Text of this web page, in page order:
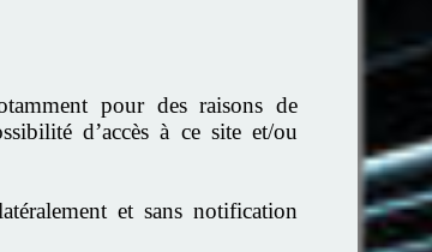
pour des raisons de
d’accès à ce site et/ou
et sans notification